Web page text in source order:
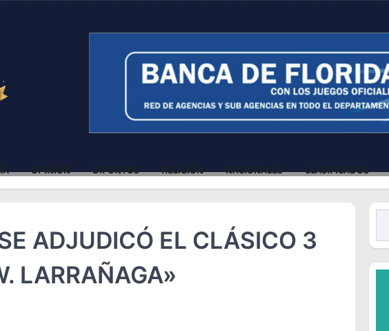
OPINIÓN DIFUNTOS RELIGIÓN NACIONALES CLASIFICADOS
ADJUDICÓ EL CLÁSICO 3
LARRAÑAGA»